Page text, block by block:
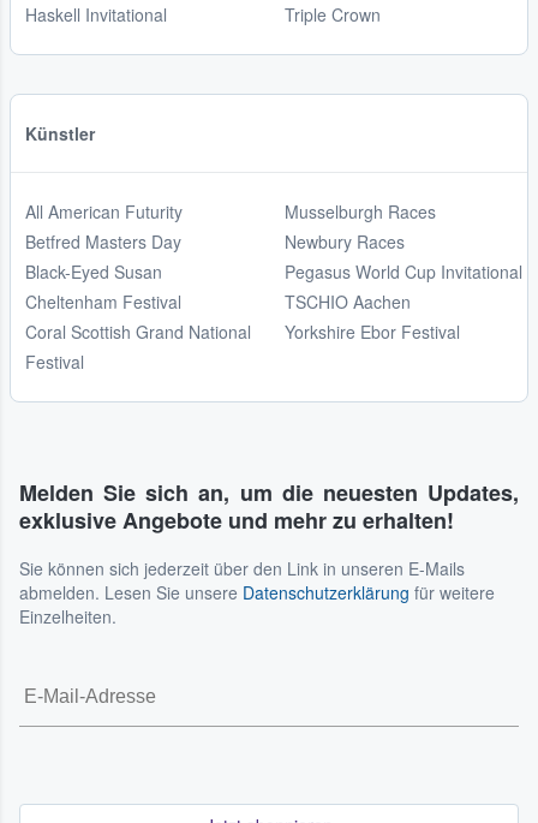
Haskell Invitational
Triple Crown
Künstler
All American Futurity
Betfred Masters Day
Black-Eyed Susan
Cheltenham Festival
Coral Scottish Grand National
Festival
Musselburgh Races
Newbury Races
Pegasus World Cup Invitational
TSCHIO Aachen
Yorkshire Ebor Festival
Melden Sie sich an, um die neuesten Updates,
exklusive Angebote und mehr zu erhalten!
Sie können sich jederzeit über den Link in unseren E-Mails
abmelden. Lesen Sie unsere Datenschutzerklärung für weitere
Einzelheiten.